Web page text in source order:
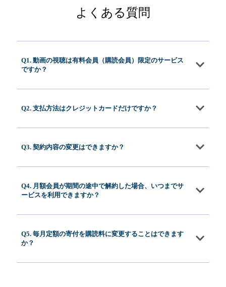
よくある質問
Q1. 動画の視聴は有料会員（購読会員）限定のサービス
ですか？
Q2. 支払方法はクレジットカードだけですか？
Q3. 契約内容の変更はできますか？
Q4. 月額会員が期間の途中で解約した場合、いつまでサ
ービスを利用できますか？
Q5. 毎月定額の寄付を購読料に変更することはできます
か？